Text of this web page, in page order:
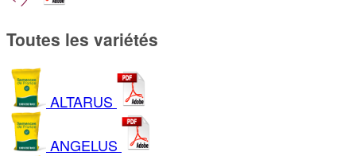
Toutes les variétés
ALTARUS
ANGELUS